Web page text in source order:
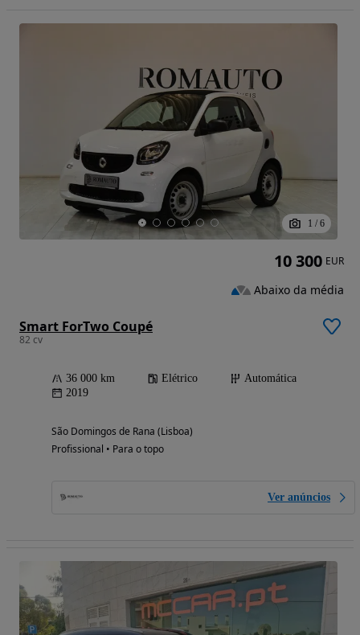
1 / 6
Smart ForTwo Coupé
82 cv
36 000 km Elétrico
Automática
2019
São Domingos de Rana (Lisboa)
Profissional • Para o topo
Ver anúncios
10 300 EUR
Abaixo da média